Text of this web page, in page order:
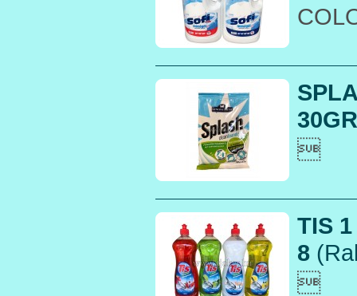

TIS
8
